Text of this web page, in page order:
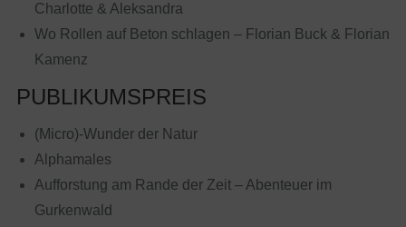
Charlotte & Aleksandra
Wo Rollen auf Beton schlagen – Florian Buck & Florian
Kamenz
PUBLIKUMSPREIS
(Micro)-Wunder der Natur
Alphamales
Aufforstung am Rande der Zeit – Abenteuer im
Gurkenwald